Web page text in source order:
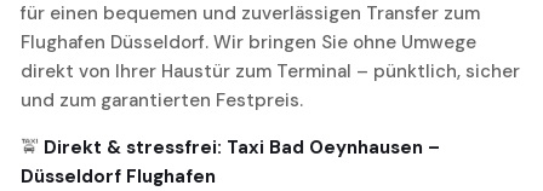
für einen bequemen und zuverlässigen Transfer zum
Flughafen Düsseldorf. Wir bringen Sie ohne Umwege
direkt von Ihrer Haustür zum Terminal – pünktlich, sicher
und zum garantierten Festpreis.
🚖 Direkt & stressfrei: Taxi Bad Oeynhausen –
Düsseldorf Flughafen